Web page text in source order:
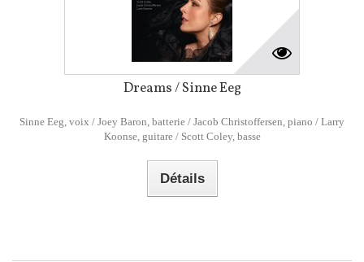
Dreams / Sinne Eeg
Sinne Eeg, voix / Joey Baron, batterie / Jacob Christoffersen, piano / Larry
Koonse, guitare / Scott Coley, basse
Détails